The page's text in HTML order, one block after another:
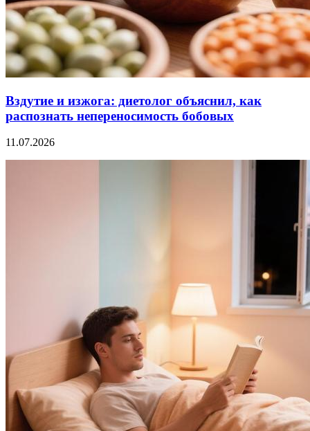
Вздутие и изжога: диетолог объяснил, как
распознать непереносимость бобовых
11.07.2026